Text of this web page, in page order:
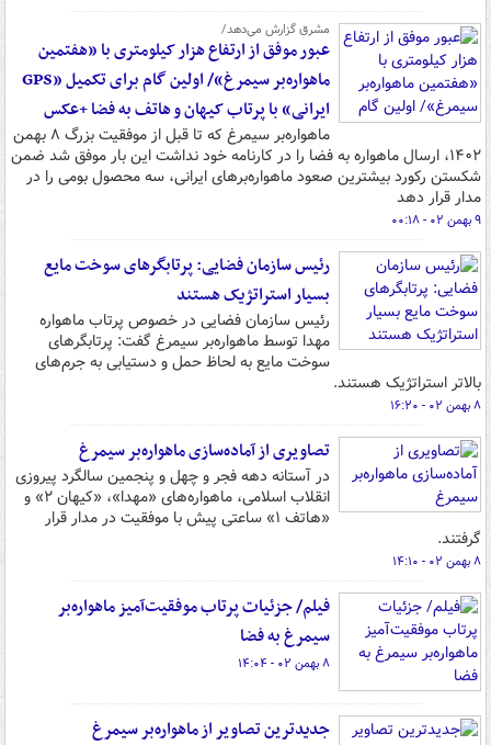
مشرق گزارش می‌دهد/
عبور موفق از ارتفاع هزار کیلومتری با «هفتمین
ماهواره‌بر سیمرغ»/ اولین گام برای تکمیل «GPS
ایرانی» با پرتاب کیهان و هاتف به فضا +عکس
ماهواره‌بر سیمرغ که تا قبل از موفقیت بزرگ ۸ بهمن
۱۴۰۲، ارسال ماهواره به فضا را در کارنامه خود نداشت این بار موفق شد ضمن
شکستن رکورد بیشترین صعود ماهواره‌برهای ایرانی، سه محصول بومی را در
مدار قرار دهد
۹ بهمن ۰۲ - ۰۰:۱۸
رئیس سازمان فضایی: پرتابگرهای سوخت مایع
بسیار استراتژیک هستند
رئیس سازمان فضایی در خصوص پرتاب ماهواره
مهدا توسط ماهواره‌بر سیمرغ گفت: پرتابگرهای
سوخت مایع به لحاظ حمل و دستیابی به جرم‌های
بالاتر استراتژیک هستند.
۸ بهمن ۰۲ - ۱۶:۲۰
تصاویری از آماده‌سازی ماهواره‌بر سیمرغ
در آستانه دهه فجر و چهل و پنجمین سالگرد پیروزی
انقلاب اسلامی، ماهواره‌های «مهدا»، «کیهان ۲» و
«هاتف ۱» ساعتی پیش با موفقیت در مدار قرار
گرفتند.
۸ بهمن ۰۲ - ۱۴:۱۰
فیلم/ جزئیات پرتاب موفقیت‌آمیز ماهواره‌بر
سیمرغ به فضا
۸ بهمن ۰۲ - ۱۴:۰۴
جدیدترین تصاویر از ماهواره‌بر سیمرغ